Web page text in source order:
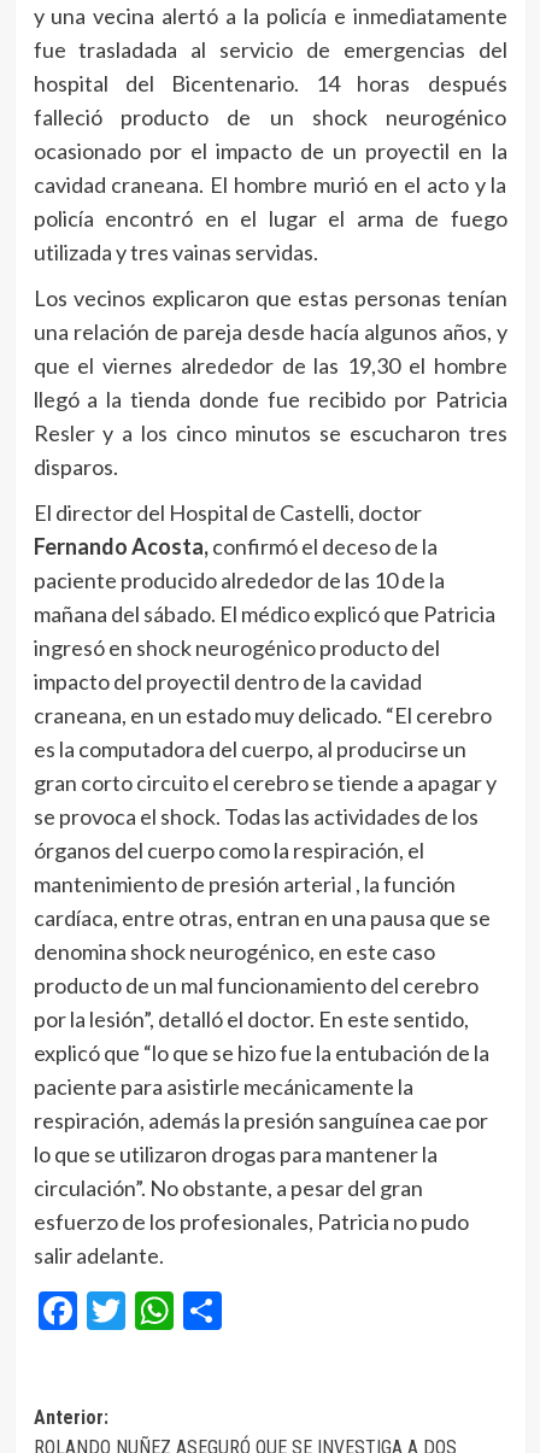
y una vecina alertó a la policía e inmediatamente
fue trasladada al servicio de emergencias del
hospital del Bicentenario. 14 horas después
falleció producto de un shock neurogénico
ocasionado por el impacto de un proyectil en la
cavidad craneana. El hombre murió en el acto y la
policía encontró en el lugar el arma de fuego
utilizada y tres vainas servidas.
Los vecinos explicaron que estas personas tenían
una relación de pareja desde hacía algunos años, y
que el viernes alrededor de las 19,30 el hombre
llegó a la tienda donde fue recibido por Patricia
Resler y a los cinco minutos se escucharon tres
disparos.
El director del Hospital de Castelli, doctor
Fernando Acosta,confirmó el deceso de la
paciente producido alrededor de las 10 de la
mañana del sábado. El médico explicó que Patricia
ingresó en shock neurogénico producto del
impacto del proyectil dentro de la cavidad
craneana, en un estado muy delicado. “El cerebro
es la computadora del cuerpo, al producirse un
gran corto circuito el cerebro se tiende a apagar y
se provoca el shock. Todas las actividades de los
órganos del cuerpo como la respiración, el
mantenimiento de presión arterial , la función
cardíaca, entre otras, entran en una pausa que se
denomina shock neurogénico, en este caso
producto de un mal funcionamiento del cerebro
por la lesión”, detalló el doctor. En este sentido,
explicó que “lo que se hizo fue la entubación de la
paciente para asistirle mecánicamente la
respiración, además la presión sanguínea cae por
lo que se utilizaron drogas para mantener la
circulación”. No obstante, a pesar del gran
esfuerzo de los profesionales, Patricia no pudo
salir adelante.
Facebook
Twitter
WhatsApp
Compartir
Navegación
Anterior:
ROLANDO NUÑEZ ASEGURÓ QUE SE INVESTIGA A DOS